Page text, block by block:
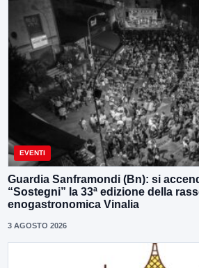
EVENTI
Guardia Sanframondi (Bn): si
“Sostegni” la 33ª edizione della
enogastronomica Vinalia
3 AGOSTO 2026